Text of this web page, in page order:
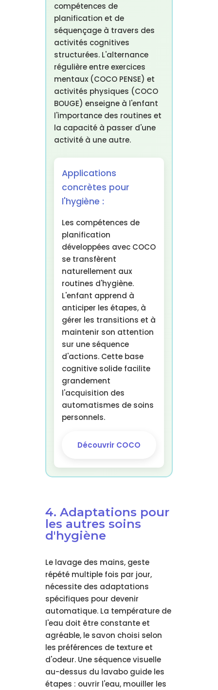
compétences de
planification et de
séquençage à travers des
activités cognitives
structurées. L'alternance
régulière entre exercices
mentaux (COCO PENSE) et
activités physiques (COCO
BOUGE) enseigne à l'enfant
l'importance des routines et
la capacité à passer d'une
activité à une autre.
Applications
concrètes pour
l'hygiène :
Les compétences de
planification
développées avec COCO
se transfèrent
naturellement aux
routines d'hygiène.
L'enfant apprend à
anticiper les étapes, à
gérer les transitions et à
maintenir son attention
sur une séquence
d'actions. Cette base
cognitive solide facilite
grandement
l'acquisition des
automatismes de soins
personnels.
Découvrir COCO
4. Adaptations pour
les autres soins
d'hygiène
Le lavage des mains, geste
répété multiple fois par jour,
nécessite des adaptations
spécifiques pour devenir
automatique. La température de
l'eau doit être constante et
agréable, le savon choisi selon
les préférences de texture et
d'odeur. Une séquence visuelle
au-dessus du lavabo guide les
étapes : ouvrir l'eau, mouiller les